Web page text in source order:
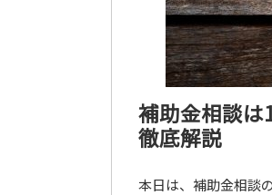
補助金相談は
徹底解説
本日は、補助金相談